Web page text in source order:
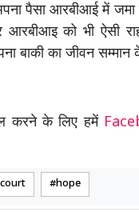
पैसा आरबीआई में
को भी ऐसी
बाकी का जीवन
करने के लिए हमें
hope